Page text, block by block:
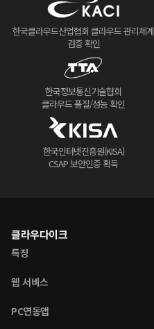
한국클라우드산업협회 클라우드 관리체계
검증 확인
한국정보통신기술협회
클라우드 품질/성능 확인
한국인터넷진흥원(KISA)
CSAP 보안인증 획득
클라우다이크
특징
웹 서비스
PC연동앱